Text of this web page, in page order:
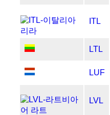
ITL
LTL
LUF
LVL